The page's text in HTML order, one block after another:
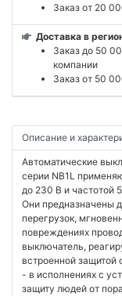
Заказ от 20
Доставка в
Заказ до 50
компании
Заказ от 50
Описание и
Автоматические
серии NB1L
до 230 В и частотой
Они предназначены
перегрузок,
повреждениях
выключатель,
встроенной защитой
- в исполнениях с
защиту людей от